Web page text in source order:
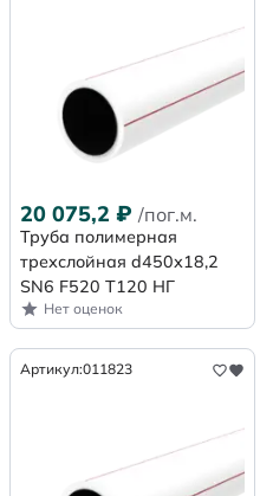
20 075,2 ₽ /пог.м.
Труба полимерная
трехслойная d450х18,2
SN6 F520 Т120 НГ
Нет оценок
Артикул:011823